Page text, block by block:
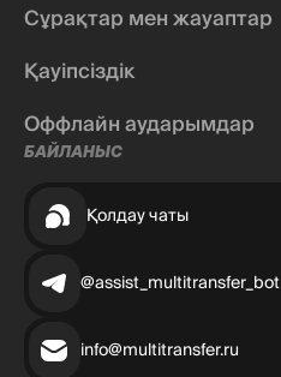
Сұрақтар мен жауаптар
Қауіпсіздік
Оффлайн аударымдар
БАЙЛАНЫС
Қолдау чаты
@assist_multitransfer_bot
info@multitransfer.ru